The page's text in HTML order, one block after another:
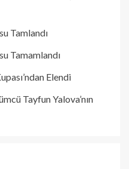
Tamlandı
Tamamlandı
Elendi
Tayfun Yalova’nın